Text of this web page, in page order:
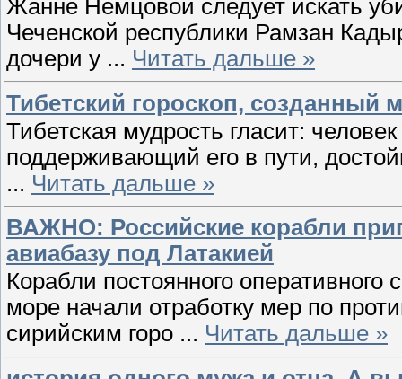
Жанне Немцовой следует искать
Чеченской республики Рамзан
дочери у ... Читать дальше »
Тибетский гороскоп, созданный
Тибетская мудрость гласит:
поддерживающий его в пути,
... Читать дальше »
ВАЖНО: Российские корабли
авиабазу под Латакией
Корабли постоянного
море начали отработку мер по
сирийским горо ... Читать дальше »